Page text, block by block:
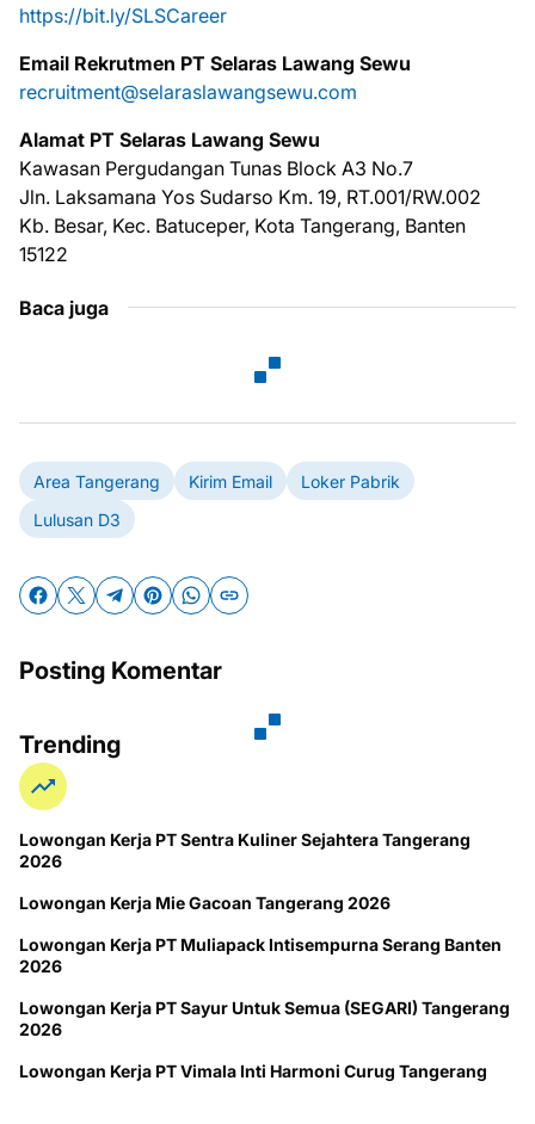
https://bit.ly/SLSCareer
Email Rekrutmen PT Selaras Lawang Sewu
recruitment@selaraslawangsewu.com
Alamat PT Selaras Lawang Sewu
Kawasan Pergudangan Tunas Block A3 No.7
Jln. Laksamana Yos Sudarso Km. 19, RT.001/RW.002
Kb. Besar, Kec. Batuceper, Kota Tangerang, Banten
15122
Baca juga
Area Tangerang Kirim Email
Loker Pabrik
Lulusan D3
Posting Komentar
Trending
Lowongan Kerja PT Sentra Kuliner Sejahtera Tangerang
2026
Lowongan Kerja Mie Gacoan Tangerang 2026
Lowongan Kerja PT Muliapack Intisempurna Serang Banten
2026
Lowongan Kerja PT Sayur Untuk Semua (SEGARI) Tangerang
2026
Lowongan Kerja PT Vimala Inti Harmoni Curug Tangerang